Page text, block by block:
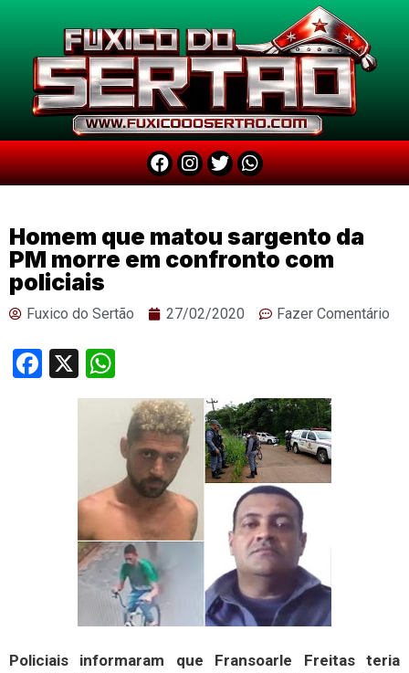
Homem que matou sargento da
PM morre em confronto com
policiais
Fuxico do Sertão 27/02/2020 Fazer Comentário
Facebook
X
Policiais informaram que Fransoarle Freitas teria